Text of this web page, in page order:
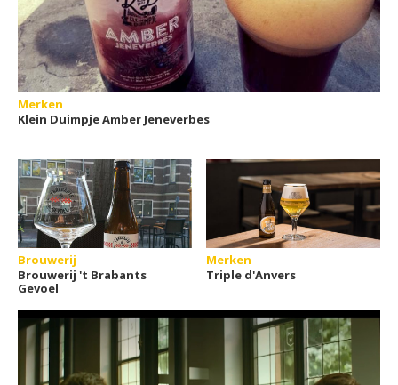
Merken
Klein Duimpje Amber Jeneverbes
Brouwerij
Brouwerij 't Brabants
Gevoel
Merken
Triple d'Anvers